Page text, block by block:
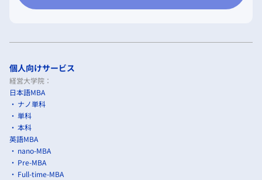
個人向けサービス
経営大学院：
日本語MBA
ナノ単科
単科
本科
英語MBA
nano-MBA
Pre-MBA
Full-time-MBA